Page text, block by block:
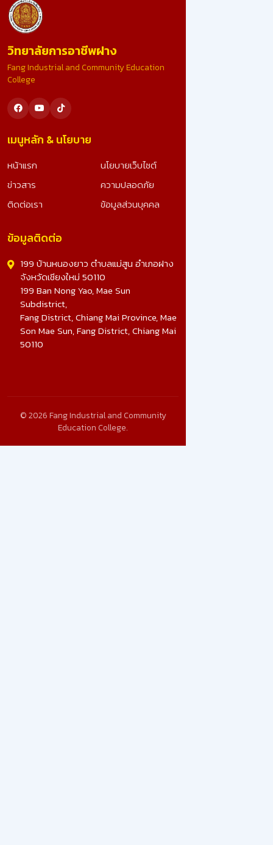
รับคัดเลือก เป็นสถานศึกษารางวัลพระราชทาน ระดับ
อาชีวศึกษา ขนาดใหญ่ ประจำปีการศึกษา 2567 อันทรง
สร้างเยาวชนที่ดีของชาติต่อไป ดูรูปภาพเพิ่มเติม -
วิทยาลัยการอาชีพฝาง
Fang Industrial and Community Education
College
เมนูหลัก & นโยบาย
หน้าแรก
ข่าวสาร
ติดต่อเรา
นโยบายเว็บไซต์
ความปลอดภัย
ข้อมูลส่วนบุคคล
ข้อมูลติดต่อ
199 บ้านหนองยาว ตำบลแม่สูน อำเภอฝาง
จังหวัดเชียงใหม่ 50110
199 Ban Nong Yao, Mae Sun
Subdistrict,
Fang District, Chiang Mai Province, Mae
Son Mae Sun, Fang District, Chiang Mai
50110
© 2026 Fang Industrial and Community
Education College.